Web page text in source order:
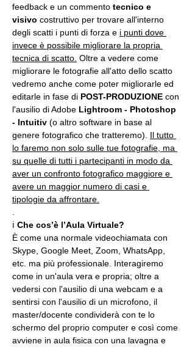
feedback e un commento tecnico e
visivo costruttivo per trovare all'interno
degli scatti i punti di forza e i punti dove
invece è possibile migliorare la propria
tecnica di scatto. Oltre a vedere come
migliorare le fotografie all'atto dello scatto
vedremo anche come poter migliorarle ed
editarle in fase di POST-PRODUZIONE con
l'ausilio di Adobe Lightroom - Photoshop
- Intuitiv (o altro software in base al
genere fotografico che tratteremo). Il tutto
lo faremo non solo sulle tue fotografie, ma
su quelle di tutti i partecipanti in modo da
aver un confronto fotografico maggiore e
avere un maggior numero di casi e
tipologie da affrontare.
ℹ Che cos’è l’Aula Virtuale?
È come una normale videochiamata con
Skype, Google Meet, Zoom, WhatsApp,
etc. ma più professionale. Interagiremo
come in un'aula vera e propria; oltre a
vedersi con l'ausilio di una webcam e a
sentirsi con l'ausilio di un microfono, il
master/docente condividerà con te lo
schermo del proprio computer e così come
avviene in aula fisica con una lavagna e